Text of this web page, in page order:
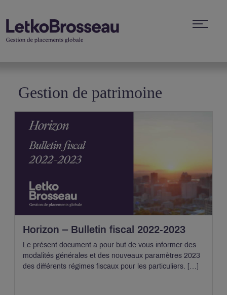
Gestion de patrimoine
Horizon – Bulletin fiscal 2022-2023
Le présent document a pour but de vous informer des
modalités générales et des nouveaux paramètres 2023
des différents régimes fiscaux pour les particuliers. […]